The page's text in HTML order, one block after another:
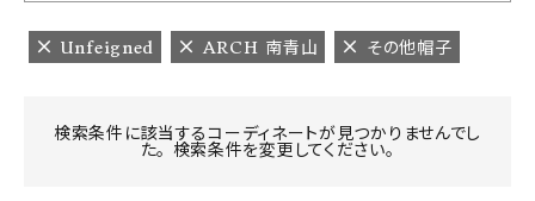
BRAND
Unfeigned ARCH 南青山 その他帽子
検索条件に該当するコーディネートが見つかりませんでし
た。 検索条件を変更してください。